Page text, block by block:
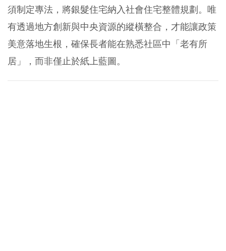
須制定專法，將銀髮住宅納入社會住宅整體規劃。唯
有透過地方創新與中央資源的縱橫整合，才能讓政策
美意落地生根，確保長者能在熟悉社區中「老有所
居」，而非僅止於紙上藍圖。